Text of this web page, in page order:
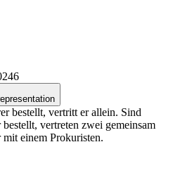
bestellt, vertritt er allein. Sind
vertreten zwei gemeinsam
einem Prokuristen.